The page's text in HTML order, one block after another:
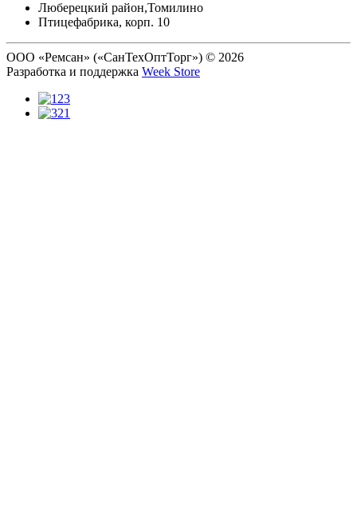
Люберецкий район,Томилино
Птицефабрика, корп. 10
ООО «Ремсан» («СанТехОптТорг») © 2026
Разработка и поддержка Week Store